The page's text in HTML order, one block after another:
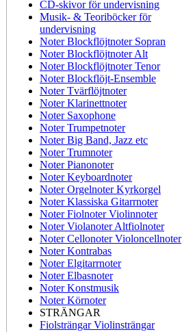
CD-skivor för undervisning
Musik- & Teoriböcker för
undervisning
Noter Blockflöjtnoter Sopran
Noter Blockflöjtnoter Alt
Noter Blockflöjtnoter Tenor
Noter Blockflöjt-Ensemble
Noter Tvärflöjtnoter
Noter Klarinettnoter
Noter Saxophone
Noter Trumpetnoter
Noter Big Band, Jazz etc
Noter Trumnoter
Noter Pianonoter
Noter Keyboardnoter
Noter Orgelnoter Kyrkorgel
Noter Klassiska Gitarrnoter
Noter Fiolnoter Violinnoter
Noter Violanoter Altfiolnoter
Noter Cellonoter Violoncellnoter
Noter Kontrabas
Noter Elgitarrnoter
Noter Elbasnoter
Noter Konstmusik
Noter Körnoter
STRÄNGAR
Fiolsträngar Violinsträngar